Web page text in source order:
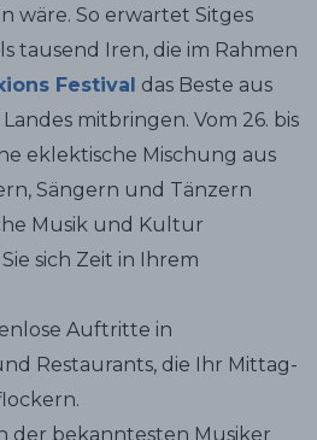
wäre. So erwartet Sitges
tausend Iren, die im Rahmen
Festival das Beste aus
mitbringen. Vom 26. bis
eklektische Mischung aus
Sängern und Tänzern
Musik und Kultur
sich Zeit in Ihrem
Auftritte in
Restaurants, die Ihr Mittag-
der bekanntesten Musiker